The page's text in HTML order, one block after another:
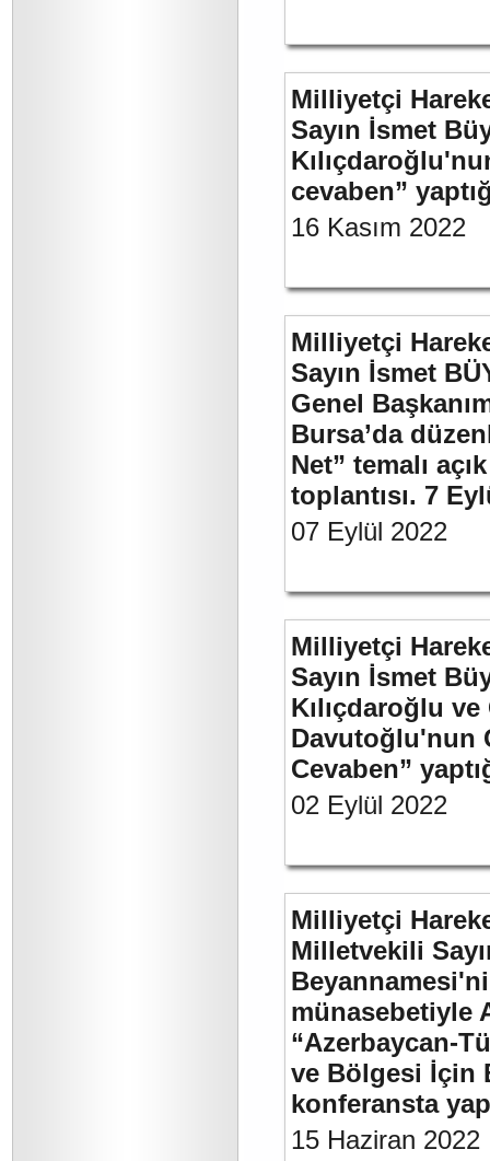
Milliyetçi
Sayın İsmet
cevaben”
16 Kasım 2022
Milliyetçi
Sayın İsmet
Genel
Bursa’da
Net” temalı
toplantısı. 7
07 Eylül 2022
Milliyetçi
Sayın İsmet
Kılıçdaroğlu
Davutoğlu'nun
Cevaben”
02 Eylül 2022
Milliyetçi
Milletvekili
münasebetiyle
“Azerbaycan-
ve Bölgesi İçin
konferansta
15 Haziran 2022